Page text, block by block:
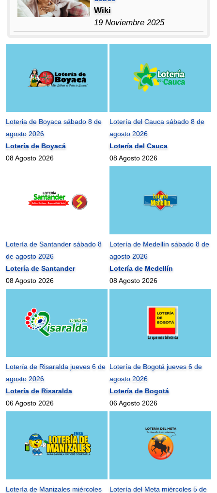
Wiki
19 Noviembre 2025
Loteria de Boyaca sábado 8 de
agosto 2026
Lotería de Boyacá
08 Agosto 2026
Lotería del Cauca sábado 8 de
agosto 2026
Lotería del Cauca
08 Agosto 2026
Lotería de Santander sábado 8
de agosto 2026
Lotería de Santander
08 Agosto 2026
Lotería de Medellín sábado 8 de
agosto 2026
Lotería de Medellín
08 Agosto 2026
Lotería de Risaralda jueves 6 de
agosto 2026
Lotería de Risaralda
06 Agosto 2026
Lotería de Bogotá jueves 6 de
agosto 2026
Lotería de Bogotá
06 Agosto 2026
Lotería de Manizales miércoles Lotería del Meta miércoles 5 de